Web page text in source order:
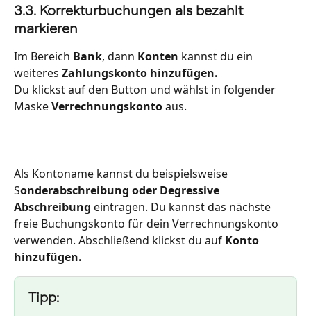
3.3. Korrekturbuchungen als bezahlt
markieren
Im Bereich Bank, dann Konten kannst du ein
weiteres Zahlungskonto hinzufügen.
Du klickst auf den Button und wählst in folgender
Maske Verrechnungskonto aus.
Als Kontoname kannst du beispielsweise
Sonderabschreibung oder Degressive
Abschreibung eintragen. Du kannst das nächste
freie Buchungskonto für dein Verrechnungskonto
verwenden. Abschließend klickst du auf Konto
hinzufügen.
Tipp: